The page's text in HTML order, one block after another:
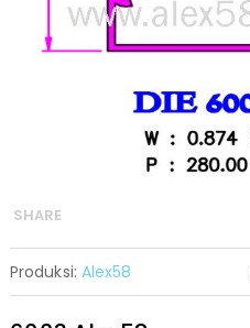
SHARE
Produksi: Alex58